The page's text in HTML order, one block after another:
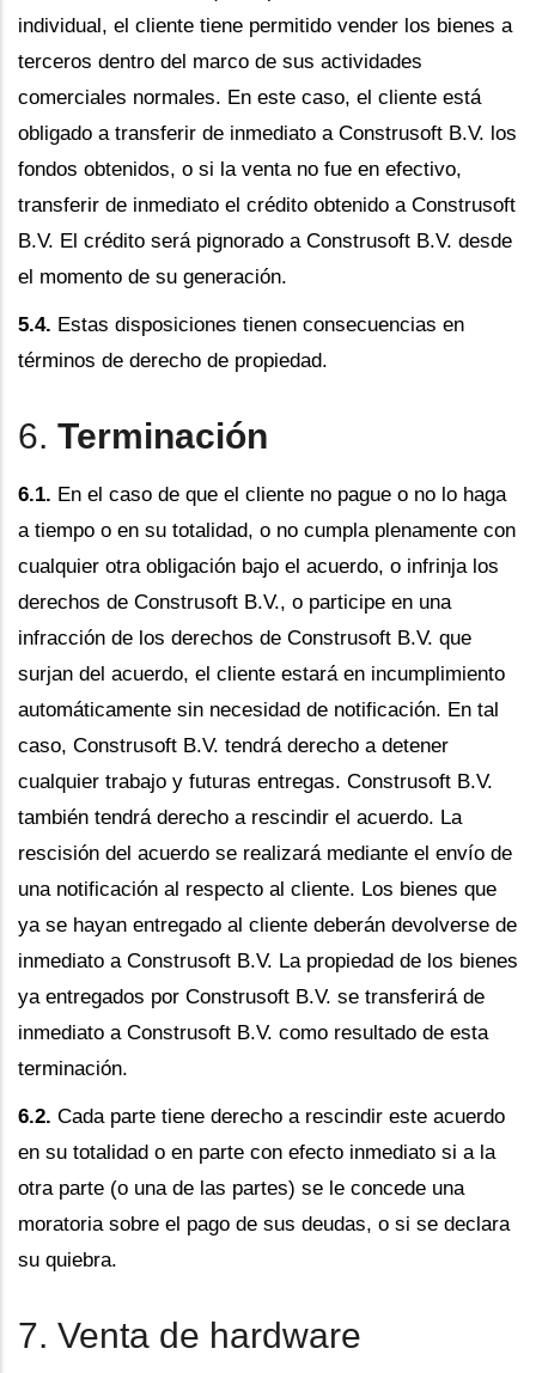
individual, el cliente tiene permitido vender los bienes a
terceros dentro del marco de sus actividades
comerciales normales. En este caso, el cliente está
obligado a transferir de inmediato a Construsoft B.V. los
fondos obtenidos, o si la venta no fue en efectivo,
transferir de inmediato el crédito obtenido a Construsoft
B.V. El crédito será pignorado a Construsoft B.V. desde
el momento de su generación.
5.4. Estas disposiciones tienen consecuencias en
términos de derecho de propiedad.
6. Terminación
6.1. En el caso de que el cliente no pague o no lo haga
a tiempo o en su totalidad, o no cumpla plenamente con
cualquier otra obligación bajo el acuerdo, o infrinja los
derechos de Construsoft B.V., o participe en una
infracción de los derechos de Construsoft B.V. que
surjan del acuerdo, el cliente estará en incumplimiento
automáticamente sin necesidad de notificación. En tal
caso, Construsoft B.V. tendrá derecho a detener
cualquier trabajo y futuras entregas. Construsoft B.V.
también tendrá derecho a rescindir el acuerdo. La
rescisión del acuerdo se realizará mediante el envío de
una notificación al respecto al cliente. Los bienes que
ya se hayan entregado al cliente deberán devolverse de
inmediato a Construsoft B.V. La propiedad de los bienes
ya entregados por Construsoft B.V. se transferirá de
inmediato a Construsoft B.V. como resultado de esta
terminación.
6.2. Cada parte tiene derecho a rescindir este acuerdo
en su totalidad o en parte con efecto inmediato si a la
otra parte (o una de las partes) se le concede una
moratoria sobre el pago de sus deudas, o si se declara
su quiebra.
7. Venta de hardware